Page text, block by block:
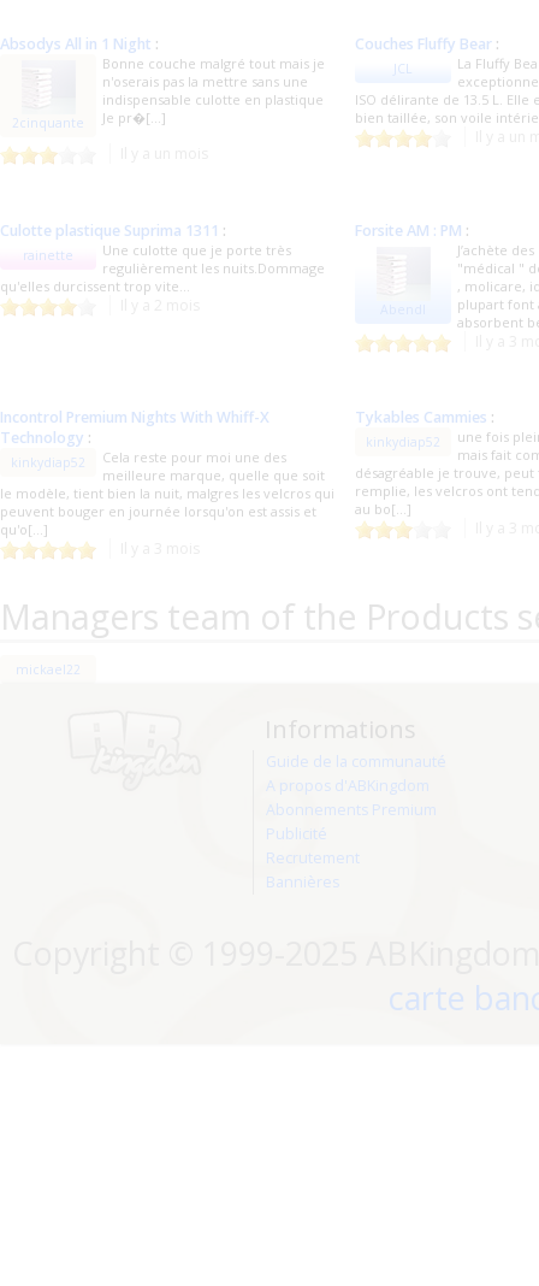
Absodys All in 1 Night :
2cinquante
Bonne couche malgré tout mais je
n'oserais pas la mettre sans une
indispensable culotte en plastique
Je pr�[...]
Couches Fluffy Bear :
JCL
La Fluffy
ISO délirante de 13.5 L.
bien taillée, son voile
Culotte plastique Suprima 1311 :
rainette
Une culotte que je porte très
regulièrement les nuits.Dommage
qu'elles durcissent trop vite...
Forsite AM : PM :
J’achète
"médical "
, molicare,
plupart font
absorbent
Incontrol Premium Nights With Whiff-X
Technology :
kinkydiap52
Cela reste pour moi une des
meilleure marque, quelle que soit
le modèle, tient bien la nuit, malgres les velcros qui
peuvent bouger en journée lorsqu'on est assis et
qu'o[...]
Tykables Cammies :
kinkydiap52
une fois
mais fait
désagréable je trouve,
remplie, les velcros ont
au bo[...]
Managers team of the Products
mickael22
Informations
Guide de la communauté
A propos d'ABKingdom
Abonnements Premium
Publicité
Recrutement
Bannières
carte